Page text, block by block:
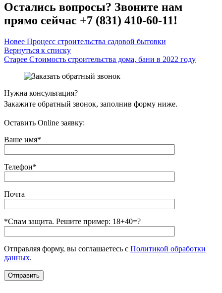
Остались вопросы? Звоните нам
прямо сейчас +7 (831) 410-60-11!
Новее Процесс строительства садовой бытовки
Вернуться к списку
Старее Cтоимость строительства дома, бани в 2022 году
Нужна консультация?
Закажите обратный звонок, заполнив форму ниже.
Оставить Online заявку:
Ваше имя*
Телефон*
Почта
*Спам защита. Решите пример: 18+40=?
Отправляя форму, вы соглашаетесь с Политикой обработки
данных.